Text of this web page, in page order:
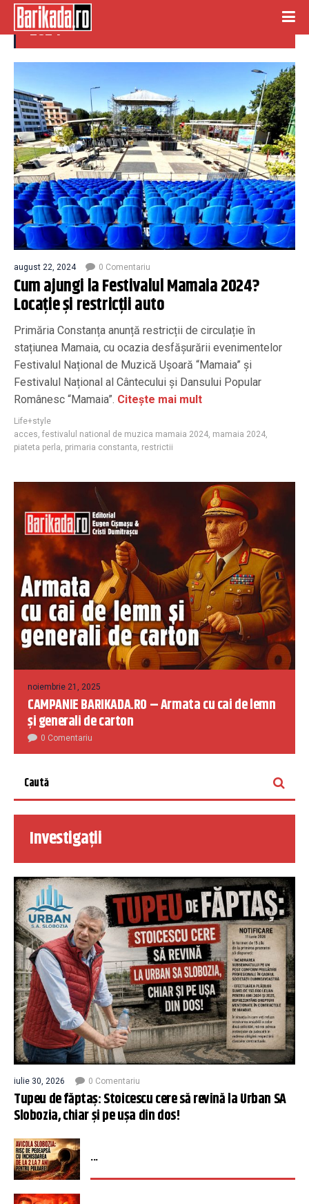
festivalul national de muzica mamaia
2024
august 22, 2024 0 Comentariu
Cum ajungi la Festivalul Mamaia 2024?
Locație și restricții auto
Primăria Constanța anunță restricții de circulație în
stațiunea Mamaia, cu ocazia desfășurării evenimentelor
Festivalul Național de Muzică Ușoară “Mamaia” și
Festivalul Național al Cântecului și Dansului Popular
Românesc “Mamaia”. Citește mai mult
Life+style
acces, festivalul national de muzica mamaia 2024, mamaia 2024,
piateta perla, primaria constanta, restrictii
noiembrie 21, 2025
CAMPANIE BARIKADA.RO – Armata cu cai de lemn
și generali de carton
0 Comentariu
Investigații
iulie 30, 2026 0 Comentariu
Tupeu de făptaș: Stoicescu cere să revină la Urban SA
Slobozia, chiar și pe ușa din dos!
...